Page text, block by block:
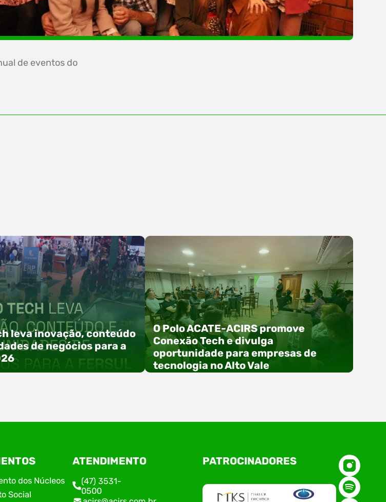
de eventos do
leva inovação, conteúdo
de negócios para a
– Feira Multissetorial do Alto Vale
nos dias 12, 13 e 14 de agosto
de Eventos Hermann
com uma programação
à tecnologia, inovação e
O Polo ACATE-ACIRS promove
Conexão Tech e divulga
oportunidade para empresas de
tecnologia no Alto Vale
O Polo ACATE-ACIRS, por meio do NIAVI – Núcleo
de Tecnologia da Informação do Alto Vale do
Conexão Tech NIAVI, reunindo empresas de
tecnologia da região para uma noite de
dos Núcleos
Social
ATENDIMENTO
(47) 3531-
0500
PATROCINADORES